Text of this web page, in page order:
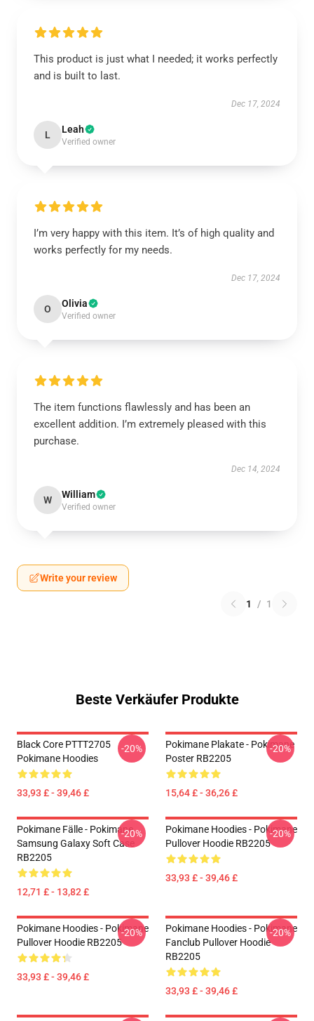
This product is just what I needed; it works perfectly
and is built to last.
Dec 17, 2024
L Leah
Verified owner
I’m very happy with this item. It’s of high quality and
works perfectly for my needs.
Dec 17, 2024
O Olivia
Verified owner
The item functions flawlessly and has been an
excellent addition. I’m extremely pleased with this
purchase.
Dec 14, 2024
W William
Verified owner
Write your review
1 / 1
Beste Verkäufer Produkte
Black Core PTTT2705
Pokimane Hoodies
33,93 £ - 39,46 £
-20%
Pokimane Plakate - Pokimane
Poster RB2205
15,64 £ - 36,26 £
-20%
Pokimane Fälle - Pokimane
Samsung Galaxy Soft Case
RB2205
12,71 £ - 13,82 £
-20%
Pokimane Hoodies - Pokimane
Pullover Hoodie RB2205
33,93 £ - 39,46 £
-20%
Pokimane Hoodies - Pokimane
Pullover Hoodie RB2205
33,93 £ - 39,46 £
-20%
Pokimane Hoodies - Pokimane
Fanclub Pullover Hoodie
RB2205
33,93 £ - 39,46 £
-20%